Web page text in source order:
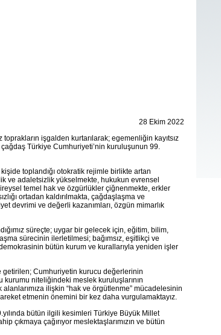
28 Ekim 2022
işgalden kurtarılarak; egemenliğin kayıtsız
Türkiye Cumhuriyeti’nin kuruluşunun 99.
toplandığı otokratik rejimle birlikte artan
ve adaletsizlik yükselmekte, hukukun evrensel
temel hak ve özgürlükler çiğnenmekte, erkler
ortadan kaldırılmakta, çağdaşlaşma ve
devrimi ve değerli kazanımları, özgün mimarlık
süreçte; uygar bir gelecek için, eğitim, bilim,
sürecinin ilerletilmesi; bağımsız, eşitlikçi ve
bütün kurum ve kurallarıyla yeniden işler
getirilen; Cumhuriyetin kurucu değerlerinin
kurumu niteliğindeki meslek kuruluşlarının
ilişkin “hak ve örgütlenme” mücadelesinin
etmenin önemini bir kez daha vurgulamaktayız.
bütün ilgili kesimleri Türkiye Büyük Millet
çıkmaya çağırıyor meslektaşlarımızın ve bütün